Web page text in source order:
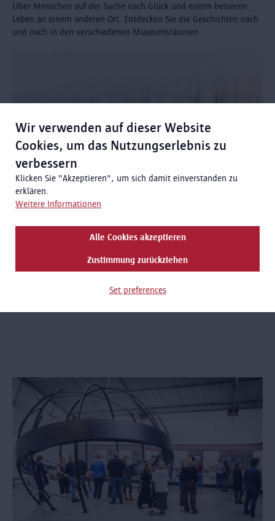
Wir verwenden auf dieser Website
Cookies, um das Nutzungserlebnis zu
verbessern
Klicken Sie "Akzeptieren", um sich damit einverstanden zu
erklären.
Weitere Informationen
Alle Cookies akzeptieren
Zustimmung zurückziehen
Set preferences
Über Menschen auf der Suche nach Glück und einem besseren
Leben an einem anderen Ort. Entdecken Sie die Geschichten nach
und nach in den verschiedenen Museumsräumen.
TEMPORÄRE AUSSTELLUNG
Mashid Mohadjerin - Drifting Belgians
In dieser Ausstellung untersucht die visuelle Künstlerin Mashid
die Vereinigten Staaten zur Zeit der Reederei Red Star Line